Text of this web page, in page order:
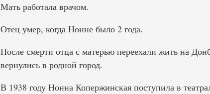
Мать работала врачом.
Отец умер, когда Нонне было 2 года.
После смерти отца с матерью переехали жить на
вернулись в родной город.
В 1938 году Нонна Копержинская поступила в